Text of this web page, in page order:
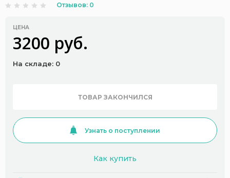
Отзывов: 0
ЦЕНА
3200 руб.
На складе: 0
ТОВАР ЗАКОНЧИЛСЯ
Узнать о поступлении
Как купить